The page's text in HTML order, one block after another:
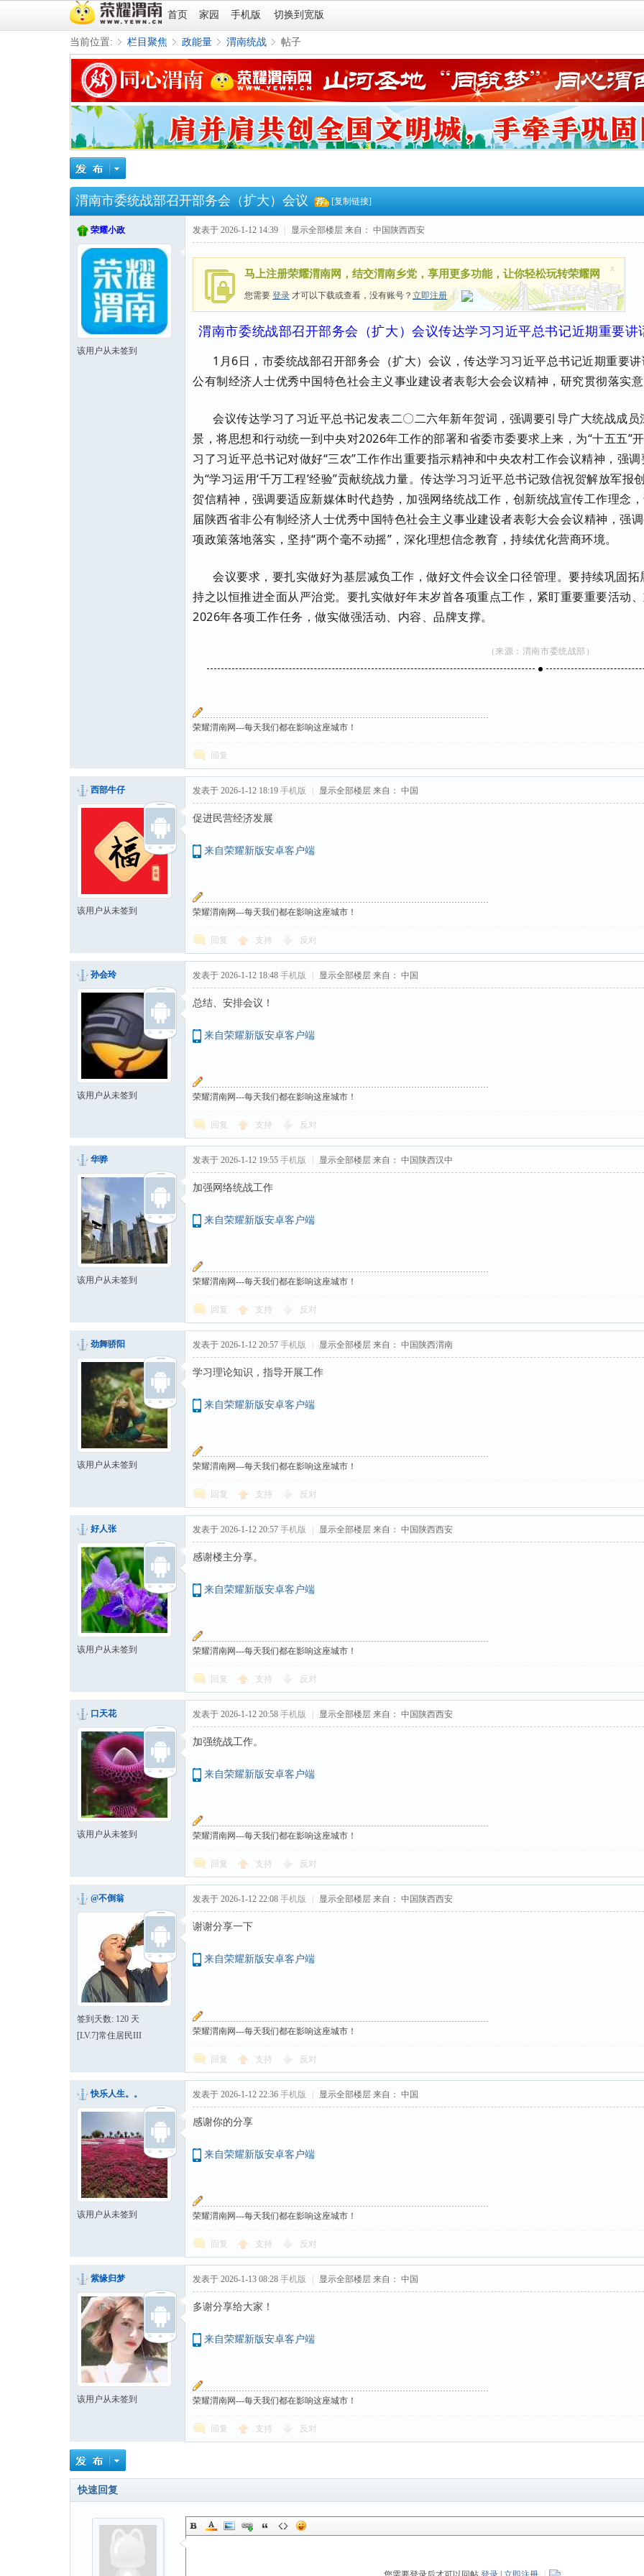
首页 家园 手机版 切换到宽版
当前位置:
»
栏目聚焦
›
政能量
›
渭南统战
›
帖子
渭南市委统战部召开部务会（扩大）会议 [复制链接]
荣耀小政
该用户从未签到
发表于 2026-1-12 14:39 显示全部楼层 来自： 中国陕西西安
马上注册荣耀渭南网，结交渭南乡党，享用更多功能，让你轻松玩转荣耀网
您需要 登录 才可以下载或查看，没有账号？ 立即注册 |
x
渭南市委统战部召开部务会（扩大）会议传达学习习近平总书记近期重要
1月6日，市委统战部召开部务会（扩大）会议，传达学习习近平总书记近期重要
公有制经济人士优秀中国特色社会主义事业建设者表彰大会会议精神，研究贯彻落实
会议传达学习了习近平总书记发表二〇二六年新年贺词，强调要引导广大统战成
景，将思想和行动统一到中央对2026年工作的部署和省委市委要求上来，为“十五五”
习了习近平总书记对做好“三农”工作作出重要指示精神和中央农村工作会议精神，强
为“学习运用‘千万工程’经验”贡献统战力量。传达学习习近平总书记致信祝贺解放军
贺信精神，强调要适应新媒体时代趋势，加强网络统战工作，创新统战宣传工作理念
届陕西省非公有制经济人士优秀中国特色社会主义事业建设者表彰大会会议精神，强
项政策落地落实，坚持“两个毫不动摇”，深化理想信念教育，持续优化营商环境。
会议要求，要扎实做好为基层减负工作，做好文件会议全口径管理。要持续巩固
持之以恒推进全面从严治党。要扎实做好年末岁首各项重点工作，紧盯重要重要活动
2026年各项工作任务，做实做强活动、内容、品牌支撑。
（来源：渭南市委统战部 ）
荣耀渭南网---每天我们都在影响这座城市！
回复
西部牛仔
该用户从未签到
发表于 2026-1-12 18:19 手机版 显示全部楼层 来自： 中国
促进民营经济发展
来自荣耀新版安卓客户端
荣耀渭南网---每天我们都在影响这座城市！
回复 支持 反对
孙会玲
该用户从未签到
发表于 2026-1-12 18:48 手机版 显示全部楼层 来自： 中国
总结、安排会议！
来自荣耀新版安卓客户端
荣耀渭南网---每天我们都在影响这座城市！
回复 支持 反对
华骅
该用户从未签到
发表于 2026-1-12 19:55 手机版 显示全部楼层 来自： 中国陕西汉中
加强网络统战工作
来自荣耀新版安卓客户端
荣耀渭南网---每天我们都在影响这座城市！
回复 支持 反对
劲舞骄阳
该用户从未签到
发表于 2026-1-12 20:57 手机版 显示全部楼层 来自： 中国陕西渭南
学习理论知识，指导开展工作
来自荣耀新版安卓客户端
荣耀渭南网---每天我们都在影响这座城市！
回复 支持 反对
好人张
该用户从未签到
发表于 2026-1-12 20:57 手机版 显示全部楼层 来自： 中国陕西西安
感谢楼主分享。
来自荣耀新版安卓客户端
荣耀渭南网---每天我们都在影响这座城市！
回复 支持 反对
口天花
该用户从未签到
发表于 2026-1-12 20:58 手机版 显示全部楼层 来自： 中国陕西西安
加强统战工作。
来自荣耀新版安卓客户端
荣耀渭南网---每天我们都在影响这座城市！
回复 支持 反对
@不倒翁
签到天数: 120 天
[LV.7]常住居民III
发表于 2026-1-12 22:08 手机版 显示全部楼层 来自： 中国陕西西安
谢谢分享一下
来自荣耀新版安卓客户端
荣耀渭南网---每天我们都在影响这座城市！
回复 支持 反对
快乐人生。。
该用户从未签到
发表于 2026-1-12 22:36 手机版 显示全部楼层 来自： 中国
感谢你的分享
来自荣耀新版安卓客户端
荣耀渭南网---每天我们都在影响这座城市！
回复 支持 反对
紫缘归梦
该用户从未签到
发表于 2026-1-13 08:28 手机版 显示全部楼层 来自： 中国
多谢分享给大家！
来自荣耀新版安卓客户端
荣耀渭南网---每天我们都在影响这座城市！
回复 支持 反对
快速回复